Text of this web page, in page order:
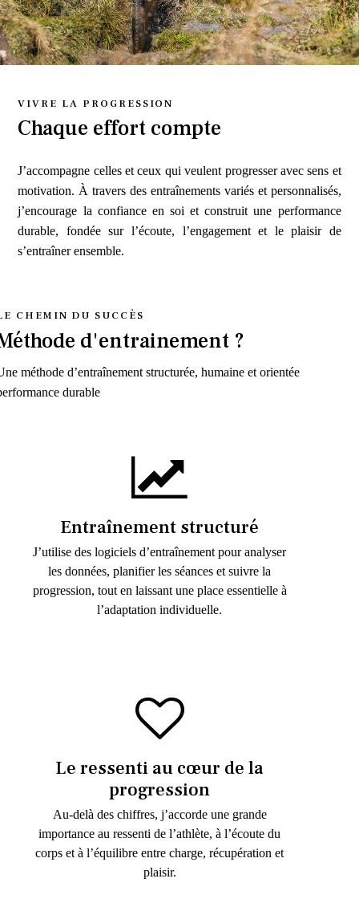
VIVRE LA PROGRESSION
Chaque effort compte
J’accompagne celles et ceux qui veulent progresser avec sens et
motivation. À travers des entraînements variés et personnalisés,
j’encourage la confiance en soi et construit une performance
durable, fondée sur l’écoute, l’engagement et le plaisir de
s’entraîner ensemble.
CHEMIN DU SUCCÈS
d'entrainement ?
méthode d’entraînement structurée, humaine et orientée
durable
Entraînement structuré
J’utilise des logiciels d’entraînement pour analyser
les données, planifier les séances et suivre la
progression, tout en laissant une place essentielle à
l’adaptation individuelle.
Le ressenti au cœur de la
progression
Au-delà des chiffres, j’accorde une grande
importance au ressenti de l’athlète, à l’écoute du
corps et à l’équilibre entre charge, récupération et
plaisir.